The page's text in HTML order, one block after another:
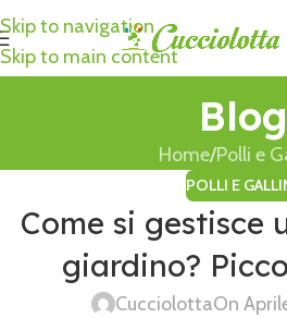
Skip to navigation
Skip to main content
Blog
Home Polli e
POLLI E
Come si gestisce
giardino?
CucciolottaOn